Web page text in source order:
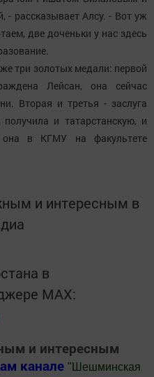
- рассказывает Алсу. - Вот уж
две доченьки у нас здесь
три золотых медали: первой
Лейсан, она сейчас
Вторая и третья - заслуга
и татарстанскую, и
она в КГМУ на факультете
и интересным в
в
MАХ:
и интересным
канале " Шешминская